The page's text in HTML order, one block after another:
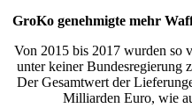
GroKo genehmigte mehr
Von 2015 bis 2017 wurden so
unter keiner Bundesregierung
Der Gesamtwert der
Milliarden Euro, wie